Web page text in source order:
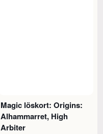
Magic löskort: Origins:
Alhammarret, High
Arbiter